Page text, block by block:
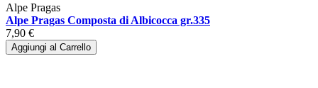
Alpe Pragas
Alpe Pragas Composta di Albicocca gr.335
7,90 €
Aggiungi al Carrello